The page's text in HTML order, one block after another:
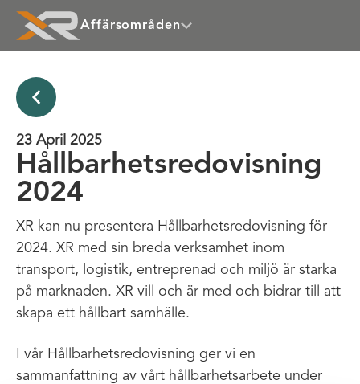
Affärsområden
23 April 2025
Hållbarhetsredovisning
2024
XR kan nu presentera Hållbarhetsredovisning för
2024. XR med sin breda verksamhet inom
transport, logistik, entreprenad och miljö är starka
på marknaden. XR vill och är med och bidrar till att
skapa ett hållbart samhälle.
I vår Hållbarhetsredovisning ger vi en
sammanfattning av vårt hållbarhetsarbete under